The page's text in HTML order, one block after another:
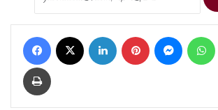
Facebook LinkedIn Pinterest Messenger
Print